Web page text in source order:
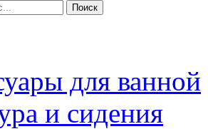
Поиск
для ванной
и сидения